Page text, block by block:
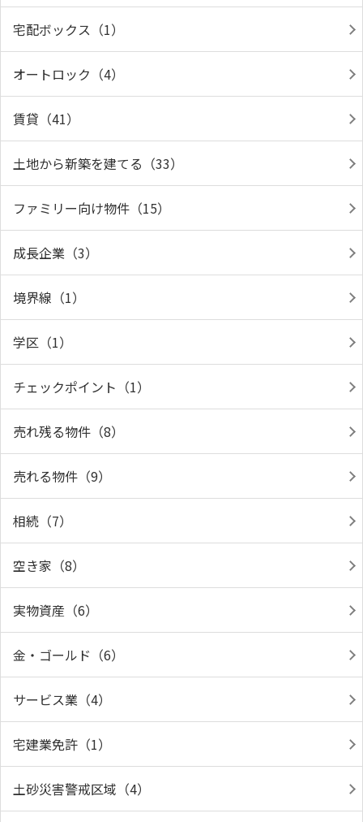
宅配ボックス（1）
オートロック（4）
賃貸（41）
土地から新築を建てる（33）
ファミリー向け物件（15）
成長企業（3）
境界線（1）
学区（1）
チェックポイント（1）
売れ残る物件（8）
売れる物件（9）
相続（7）
空き家（8）
実物資産（6）
金・ゴールド（6）
サービス業（4）
宅建業免許（1）
土砂災害警戒区域（4）